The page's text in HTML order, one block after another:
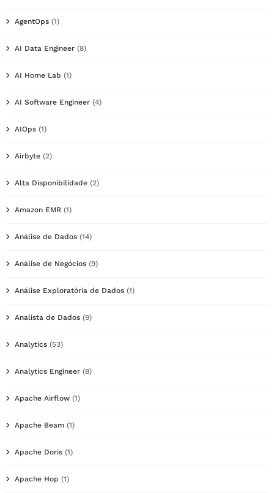
AgentOps (1)
AI Data Engineer (8)
AI Home Lab (1)
AI Software Engineer (4)
AIOps (1)
Airbyte (2)
Alta Disponibilidade (2)
Amazon EMR (1)
Análise de Dados (14)
Análise de Negócios (9)
Análise Exploratória de Dados (1)
Analista de Dados (9)
Analytics (53)
Analytics Engineer (8)
Apache Airflow (1)
Apache Beam (1)
Apache Doris (1)
Apache Hop (1)